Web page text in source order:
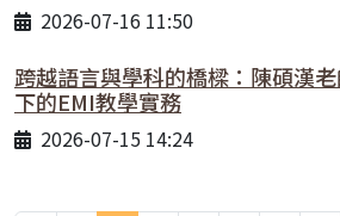
2026-07-16 11:50
跨越語言與學科的橋樑：陳碩漢
下的EMI教學實務
2026-07-15 14:24